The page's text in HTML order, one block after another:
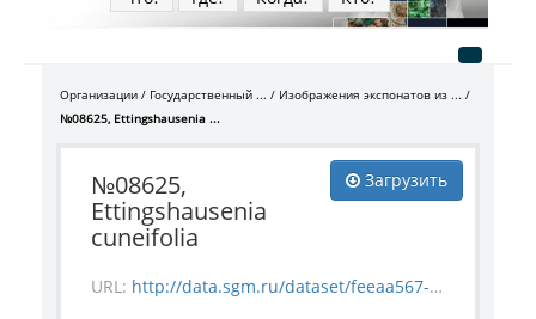
Организации Государственный ...
Изображения экспонатов из ...
№08625, Ettingshausenia ...
Загрузить
№08625,
Ettingshausenia
cuneifolia
URL: http://data.sgm.ru/dataset/feeaa567-e841-4fc6-ab56-73987ea6492e/resource/7825a488-3dbc-4abb-9e0b-48f1b8fa79fe/download/-1835-32_-08625_ettingshausenia-cuneifolia.jpg